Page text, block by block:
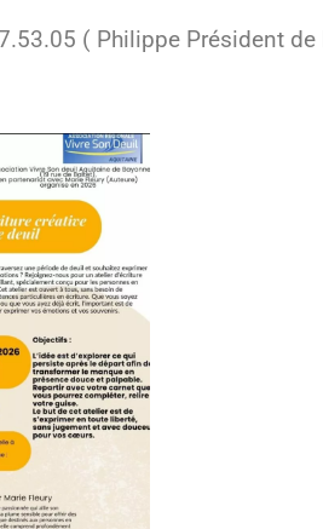
( Philippe Président de